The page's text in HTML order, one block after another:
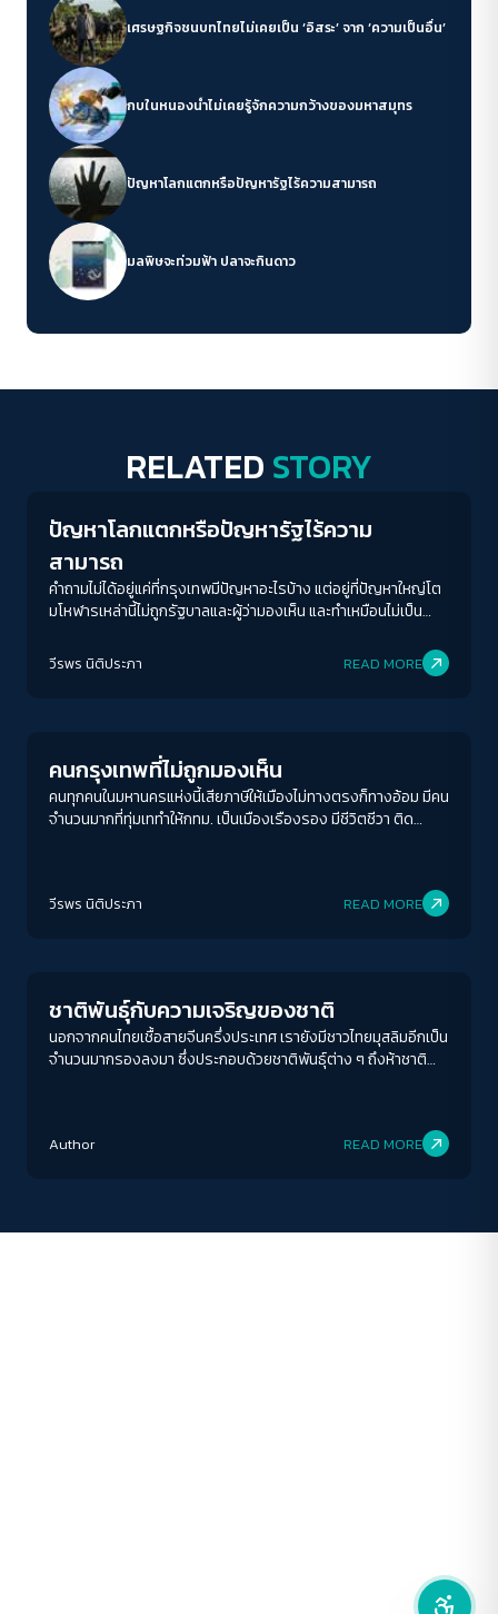
เศรษฐกิจชนบทไทยไม่เคยเป็น ‘อิสระ’ จาก ‘ความเป็นอื่น’
กบในหนองน้ำไม่เคยรู้จักความกว้างของมหาสมุทร
ปัญหาโลกแตกหรือปัญหารัฐไร้ความสามารถ
มลพิษจะท่วมฟ้า ปลาจะกินดาว
RELATED STORY
ปัญหาโลกแตกหรือปัญหารัฐไร้ความ
สามารถ
คำถามไม่ได้อยู่แค่ที่กรุงเทพมีปัญหาอะไรบ้าง แต่อยู่ที่ปัญหาใหญ่โต
มโหฬารเหล่านี้ไม่ถูกรัฐบาลและผู้ว่ามองเห็น และทำเหมือนไม่เป็น
วีรพร นิติประภา READ MORE
คนกรุงเทพที่ไม่ถูกมองเห็น
คนทุกคนในมหานครแห่งนี้เสียภาษีให้เมืองไม่ทางตรงก็ทางอ้อม มีคน
จำนวนมากที่ทุ่มเททำให้กทม. เป็นเมืองเรืองรอง มีชีวิตชีวา ติด
วีรพร นิติประภา READ MORE
ชาติพันธุ์กับความเจริญของชาติ
นอกจากคนไทยเชื้อสายจีนครึ่งประเทศ เรายังมีชาวไทยมุสลิมอีกเป็น
จำนวนมากรองลงมา ซึ่งประกอบด้วยชาติพันธุ์ต่าง ๆ ถึงห้าชาติ
Author READ MORE
ระยะห่างข้อความ
ปกติ มาก มากที่สุด
Deutan Tritan